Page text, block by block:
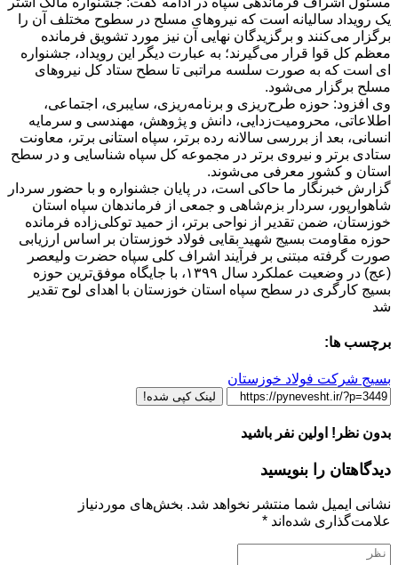
یک رویداد سالیانه است که نیرو‌های مسلح در سطوح مختلف آن را
برگزار می‌کنند و برگزیدگان نهایی آن نیز مورد تشویق فرمانده
معظم کل قوا قرار می‌گیرند؛ به عبارت دیگر این رویداد، جشنواره‌
ای است که به‌ صورت سلسه‌ مراتبی تا سطح ستاد کل نیرو‌های
مسلح برگزار می‌شود.
وی افزود: حوزه طرح‌ریزی و برنامه‌ریزی، سایبری، اجتماعی،
اطلاعاتی، محرومیت‌زدایی، دانش و پژوهش، مهندسی و سرمایه
انسانی، بعد از بررسی سالانه رده برتر، سپاه استانی برتر، معاونت
ستادی برتر و نیروی برتر در مجموعه کل سپاه شناسایی و در سطح
استان و کشور معرفی می‌شوند.
گزارش خبرنگار ما حاکی است، در پایان جشنواره و با حضور سردار
شاهوارپور، سردار بزم‌شاهی و جمعی از فرماندهان سپاه استان
خوزستان، ضمن تقدیر از نواحی برتر، از حمید توکلی‌زاده فرمانده
حوزه مقاومت بسیج شهید بقایی فولاد خوزستان بر اساس ارزیابی
صورت گرفته مبتنی بر فرآیند اشراف کلی سپاه حضرت ولیعصر
(عج) در وضعیت عملکرد سال ۱۳۹۹، با جایگاه موفق‌ترین حوزه
بسیج کارگری در سطح سپاه استان خوزستان با اهدای لوح تقدیر
شد
برچسب ها:
بسیج شرکت فولاد خوزستان
لینک کپی شده!
بدون نظر! اولین نفر باشید
دیدگاهتان را بنویسید
نشانی ایمیل شما منتشر نخواهد شد. بخش‌های موردنیاز
علامت‌گذاری شده‌اند *